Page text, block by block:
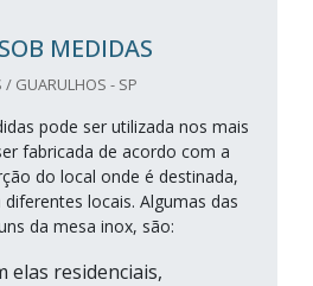
MEDIDAS
/ GUARULHOS - SP
pode ser utilizada nos mais
fabricada de acordo com a
do local onde é destinada,
locais. Algumas das
da mesa inox, são:
elas residenciais,